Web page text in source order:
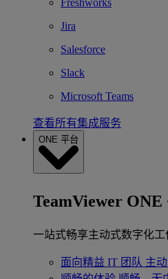
Freshworks
Jira
Salesforce
Slack
Microsoft Teams
查看所有集成服务
ONE 平台
TeamViewer ONE
一站式畅享主动式数字化工
面向精益 IT 团队 主